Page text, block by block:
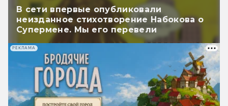
В сети впервые опубликовали
неизданное стихотворение Набокова о
Супермене. Мы его перевели
РЕКЛАМА